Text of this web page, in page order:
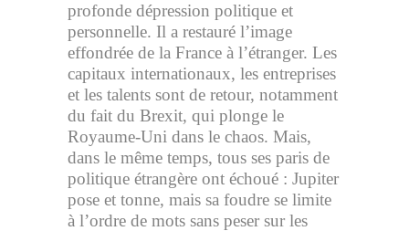
profonde dépression politique et
personnelle. Il a restauré l’image
effondrée de la France à l’étranger. Les
capitaux internationaux, les entreprises
et les talents sont de retour, notamment
du fait du Brexit, qui plonge le
Royaume-Uni dans le chaos. Mais,
dans le même temps, tous ses paris de
politique étrangère ont échoué : Jupiter
pose et tonne, mais sa foudre se limite
à l’ordre de mots sans peser sur les